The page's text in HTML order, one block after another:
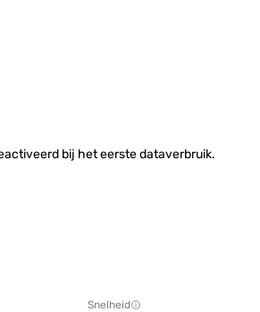
bij het eerste dataverbruik.
Snelheid